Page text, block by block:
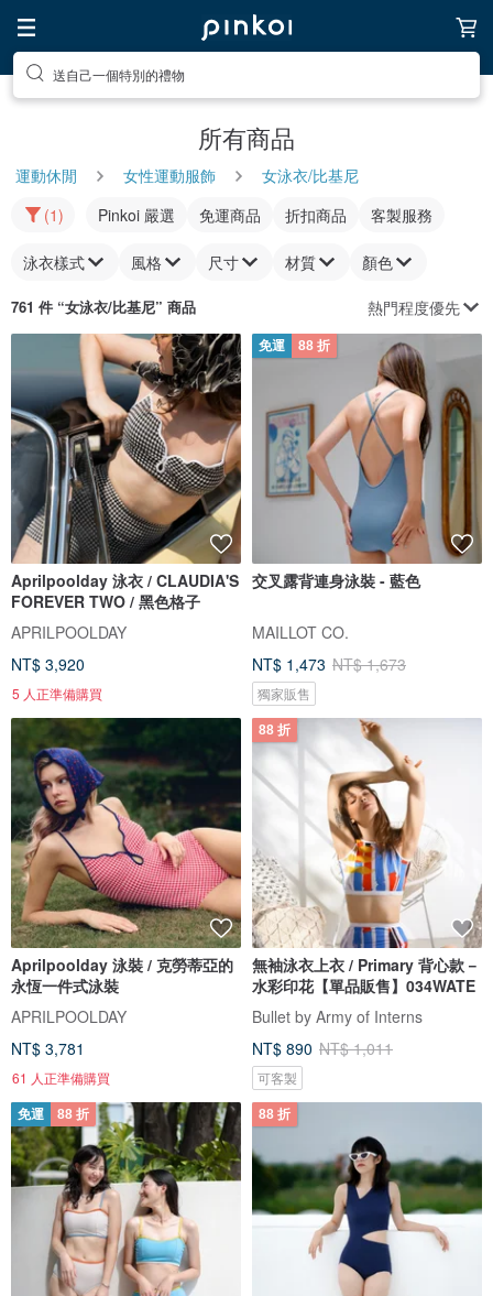
送自己一個特別的禮物
所有商品
運動休閒 女性運動服飾
女泳衣/比基尼
(1)
Pinkoi 嚴選 免運商品 折扣商品 客製服務
泳衣樣式 風格 尺寸 材質 顏色
761 件 “女泳衣/比基尼” 商品 熱門程度優先
Aprilpoolday 泳衣 / CLAUDIA'S
FOREVER TWO / 黑色格子
APRILPOOLDAY
NT$ 3,920
5 人正準備購買
免運 88 折
交叉露背連身泳裝 - 藍色
MAILLOT CO.
NT$ 1,473 NT$ 1,673
獨家販售
Aprilpoolday 泳裝 / 克勞蒂亞的
永恆一件式泳裝
APRILPOOLDAY
NT$ 3,781
61 人正準備購買
88 折
無袖泳衣上衣 / Primary 背心款－
水彩印花【單品販售】034WATE
Bullet by Army of Interns
NT$ 890 NT$ 1,011
可客製
免運 88 折 88 折